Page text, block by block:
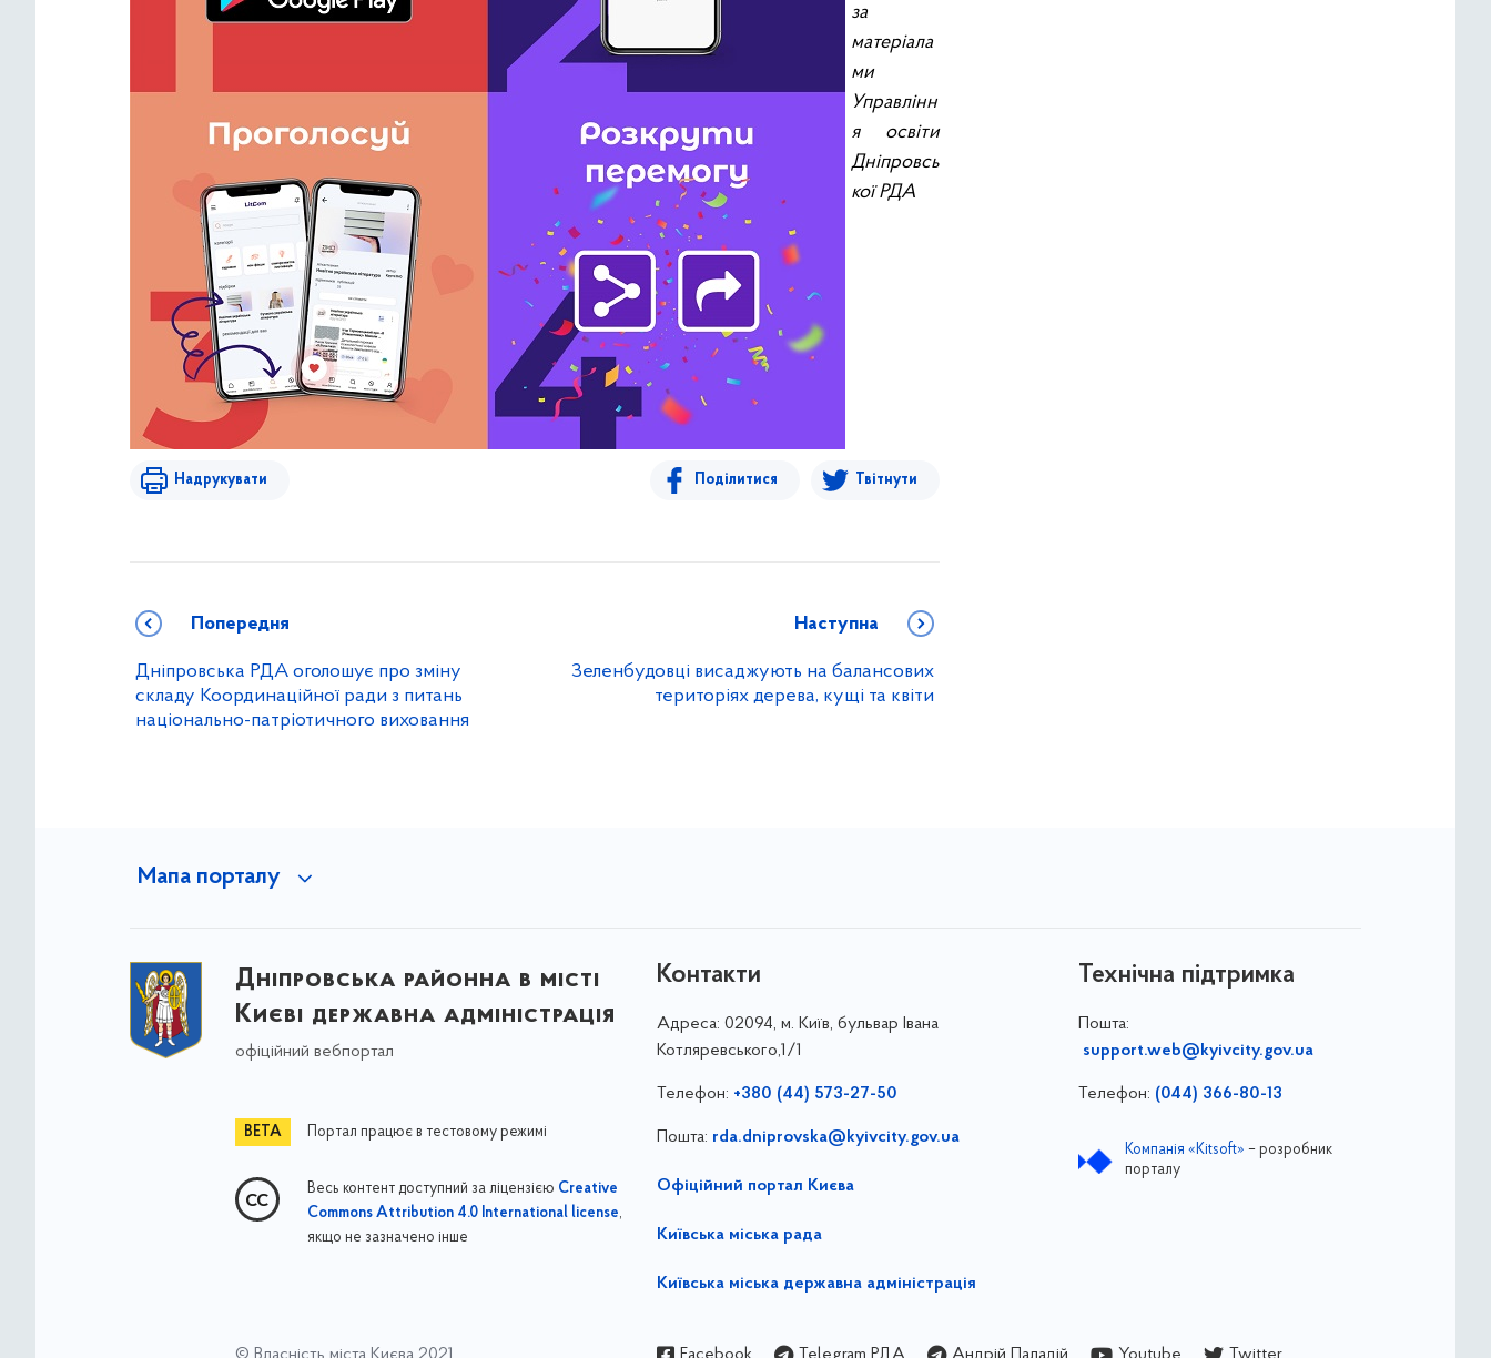
за
матеріала
ми
Управлінн
я освіти
Дніпровсь
кої РДА
Надрукувати Поділитися Твітнути
Попередня
Дніпровська РДА оголошує про зміну
складу Координаційної ради з питань
національно-патріотичного виховання
Наступна
Зеленбудовці висаджують на балансових
територіях дерева, кущі та квіти
Мапа порталу
Дніпровська районна в місті
Києві державна адміністрація
офіційний вебпортал
Портал працює в тестовому режимі
Весь контент доступний за ліцензією Creative
Commons Attribution 4.0 International license,
якщо не зазначено інше
Контакти
Адреса: 02094, м. Київ, бульвар Івана
Котляревського,1/1
Телефон: +380 (44) 573-27-50
Пошта: rda.dniprovska@kyivcity.gov.ua
Офіційний портал Києва
Київська міська рада
Київська міська державна адміністрація
Технічна підтримка
Пошта:
support.web@kyivcity.gov.ua
Телефон: (044) 366-80-13
Компанія «Kitsoft» – розробник
порталу